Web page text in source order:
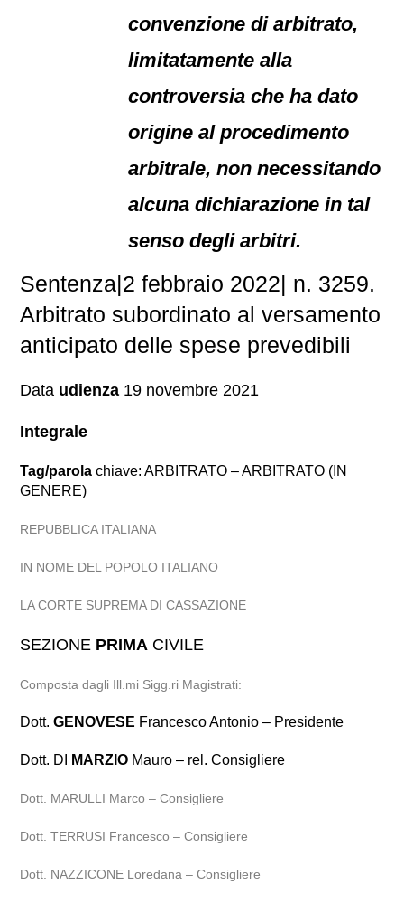
convenzione di arbitrato,
limitatamente alla
controversia che ha dato
origine al procedimento
arbitrale, non necessitando
alcuna dichiarazione in tal
senso degli arbitri.
Sentenza|2 febbraio 2022| n. 3259.
Arbitrato subordinato al versamento
anticipato delle spese prevedibili
Data udienza 19 novembre 2021
Integrale
Tag/parola chiave: ARBITRATO – ARBITRATO (IN
GENERE)
REPUBBLICA ITALIANA
IN NOME DEL POPOLO ITALIANO
LA CORTE SUPREMA DI CASSAZIONE
SEZIONE PRIMA CIVILE
Composta dagli Ill.mi Sigg.ri Magistrati:
Dott.GENOVESE Francesco Antonio – Presidente
Dott. DI MARZIO Mauro – rel. Consigliere
Dott. MARULLI Marco – Consigliere
Dott. TERRUSI Francesco – Consigliere
Dott. NAZZICONE Loredana – Consigliere